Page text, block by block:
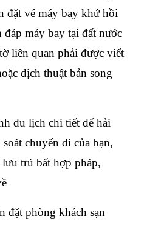
đặt vé máy bay khứ hồi
máy bay tại đất nước
liên quan phải được viết
dịch thuật bản song
du lịch chi tiết để hải
chuyến đi của bạn,
trú bất hợp pháp,
đặt phòng khách sạn